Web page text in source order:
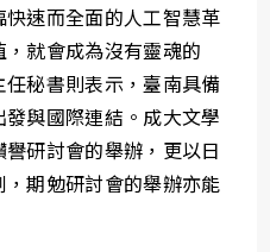
速而全面的人工智慧革
就會成為沒有靈魂的
秘書則表示，臺南具備
與國際連結。成大文學
研討會的舉辦，更以日
期勉研討會的舉辦亦能